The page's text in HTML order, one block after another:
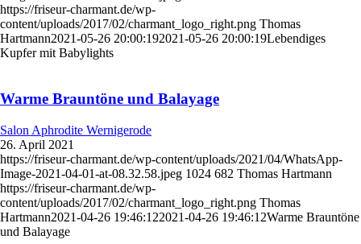
https://friseur-charmant.de/wp-
content/uploads/2017/02/charmant_logo_right.png Thomas
Hartmann2021-05-26 20:00:192021-05-26 20:00:19Lebendiges
Kupfer mit Babylights
Warme Brauntöne und Balayage
Salon Aphrodite Wernigerode
26. April 2021
https://friseur-charmant.de/wp-content/uploads/2021/04/WhatsApp-
Image-2021-04-01-at-08.32.58.jpeg 1024 682 Thomas Hartmann
https://friseur-charmant.de/wp-
content/uploads/2017/02/charmant_logo_right.png Thomas
Hartmann2021-04-26 19:46:122021-04-26 19:46:12Warme Brauntöne
und Balayage